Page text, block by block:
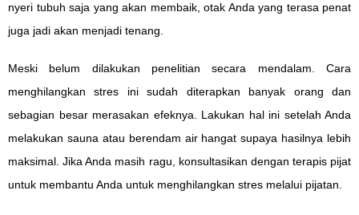
nyeri tubuh saja yang akan membaik, otak Anda yang terasa penat
juga jadi akan menjadi tenang.
Meski belum dilakukan penelitian secara mendalam. Cara
menghilangkan stres ini sudah diterapkan banyak orang dan
sebagian besar merasakan efeknya. Lakukan hal ini setelah Anda
melakukan sauna atau berendam air hangat supaya hasilnya lebih
maksimal. Jika Anda masih ragu, konsultasikan dengan terapis pijat
untuk membantu Anda untuk menghilangkan stres melalui pijatan.